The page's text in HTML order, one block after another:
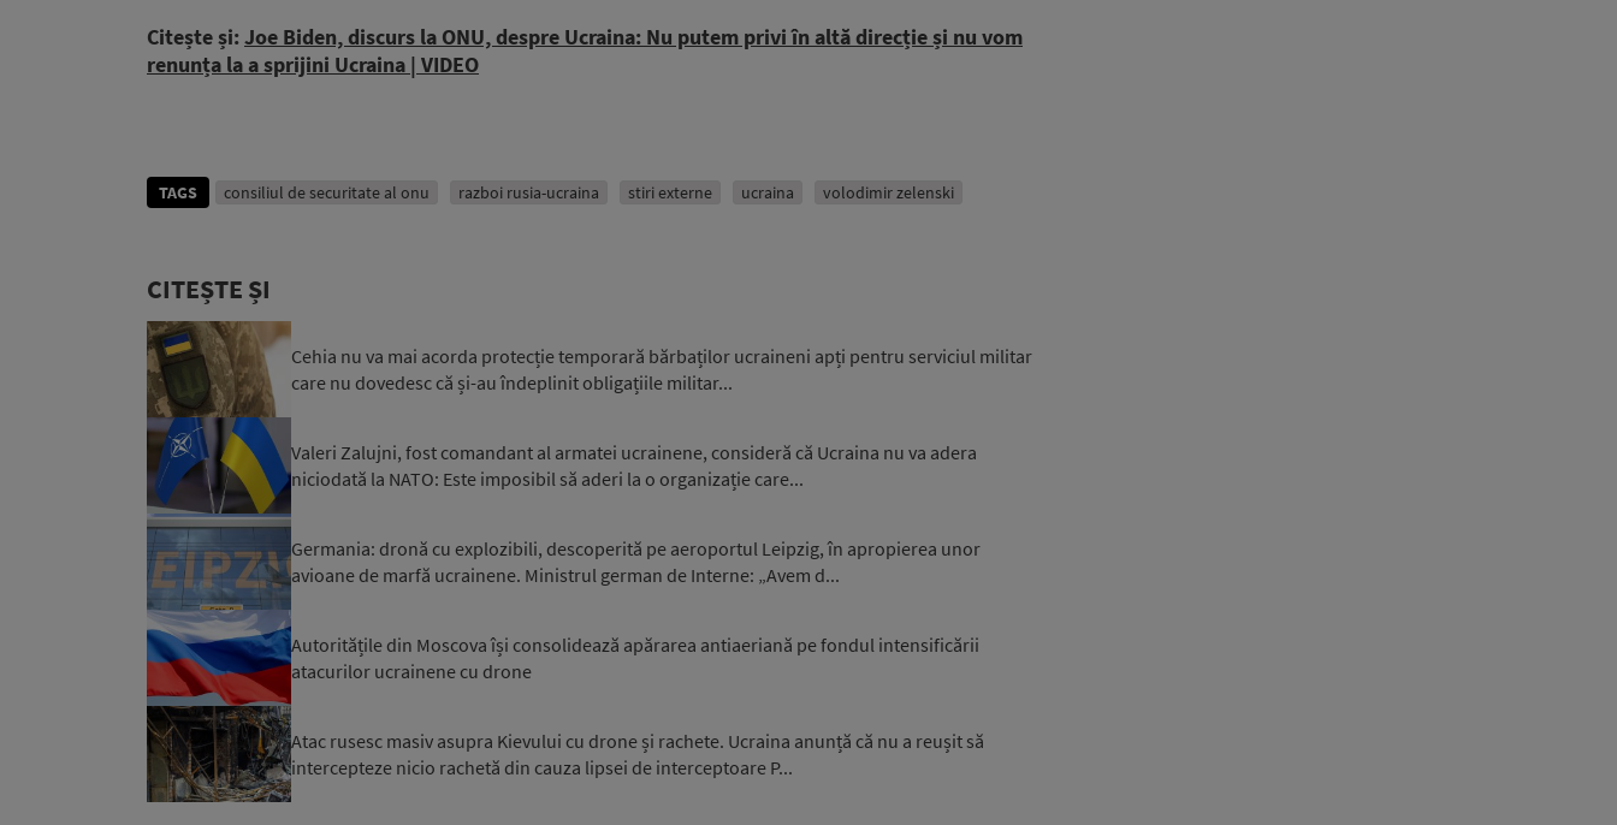
Citește și:Joe Biden, discurs la ONU, despre Ucraina: Nu putem privi în altă direcție și nu vom
renunța la a sprijini Ucraina | VIDEO
TAGS consiliul de securitate al onu razboi rusia-ucraina stiri externe ucraina volodimir zelenski
CITEȘTE ȘI
Cehia nu va mai acorda protecție temporară bărbaților ucraineni apți pentru serviciul militar
care nu dovedesc că și-au îndeplinit obligațiile militar...
Valeri Zalujni, fost comandant al armatei ucrainene, consideră că Ucraina nu va adera
niciodată la NATO: Este imposibil să aderi la o organizație care...
Germania: dronă cu explozibili, descoperită pe aeroportul Leipzig, în apropierea unor
avioane de marfă ucrainene. Ministrul german de Interne: „Avem d...
Autoritățile din Moscova își consolidează apărarea antiaeriană pe fondul intensificării
atacurilor ucrainene cu drone
Atac rusesc masiv asupra Kievului cu drone și rachete. Ucraina anunță că nu a reușit să
intercepteze nicio rachetă din cauza lipsei de interceptoare P...